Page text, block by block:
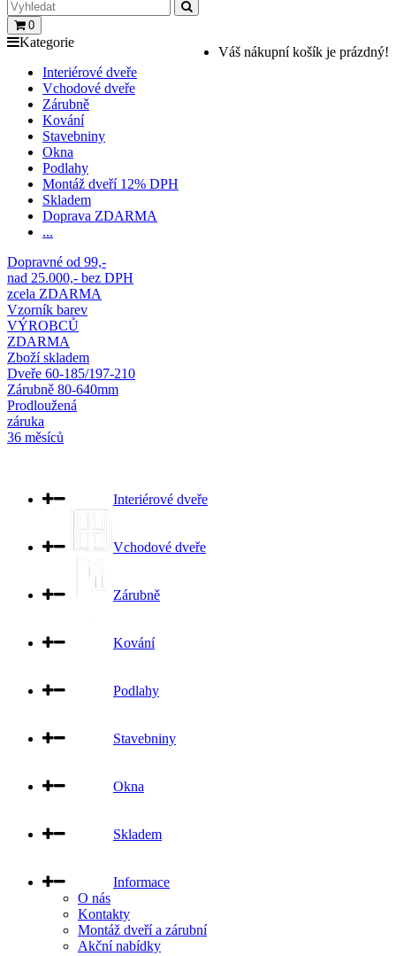
0
Váš nákupní košík je prázdný!
Kategorie
Interiérové dveře
Vchodové dveře
Zárubně
Kování
Stavebniny
Okna
Podlahy
Montáž dveří 12% DPH
Skladem
Doprava ZDARMA
...
Dopravné od 99,-
nad 25.000,- bez DPH
zcela ZDARMA
Vzorník barev
VÝROBCŮ
ZDARMA
Zboží skladem
Dveře 60-185/197-210
Zárubně 80-640mm
Prodloužená
záruka
36 měsíců
Interiérové dveře
Vchodové dveře
Zárubně
Kování
Podlahy
Stavebniny
Okna
Skladem
Informace
O nás
Kontakty
Montáž dveří a zárubní
Akční nabídky